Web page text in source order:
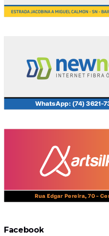
Facebook